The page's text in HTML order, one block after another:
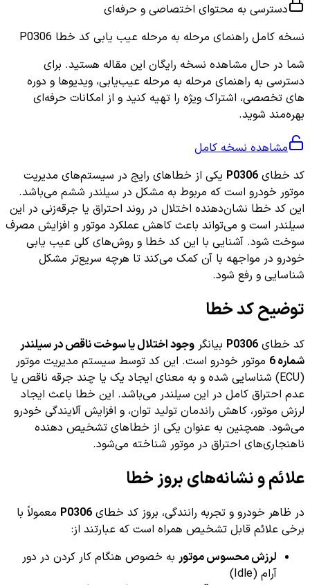
دسترسی به محتوای اختصاصی و حرفه‌ای
نسخه کامل راهنمای مرحله به مرحله عیب یابی کد خطا P0306
شما در حال مشاهده نسخه رایگان این مقاله هستید. برای
دسترسی به راهنمای مرحله به مرحله عیب‌یابی، ویدیوها و دوره
های تخصصی، اشتراک ویژه را تهیه کنید و از امکانات حرفه‌ای
بهره‌مند شوید.
مشاهده نسخه کامل
کد خطای P0306 یکی از خطاهای رایج در سیستم‌های مدیریت
موتور خودرو است که مربوط به مشکل در سیلندر ششم می‌باشد.
این کد خطا نشان‌دهنده اختلال در روند احتراق یا جرقه‌زنی در این
سیلندر است و می‌تواند باعث کاهش عملکرد موتور و افزایش مصرف
سوخت شود. آشنایی با این کد خطا و روش‌های کلی عیب یابی
خودرو در مواجهه با آن کمک می‌کند تا هرچه سریع‌تر مشکل
شناسایی و رفع شود.
توضیح کد خطا
کد خطای P0306 بیانگر وجود اختلال یا سوخت ناقص در سیلندر
شماره 6
موتور خودرو است. این کد توسط سیستم مدیریت موتور
(ECU) شناسایی شده و به معنای ایجاد یک یا چند جرقه ناقص یا
عدم احتراق کامل در این سیلندر می‌باشد. این خطا باعث ایجاد
لرزش موتور، کاهش راندمان تولید توان، و افزایش آلایندگی خودرو
می‌شود. همچنین به عنوان یکی از خطاهای تشخیص دهنده
ناهنجاری‌های احتراق در موتور شناخته می‌شود.
علائم و نشانه‌های بروز خطا
در ظاهر خودرو و تجربه رانندگی، بروز کد خطای P0306 معمولاً با
برخی علائم قابل تشخیص همراه است که عبارتند از:
لرزش محسوس موتور به خصوص هنگام کار کردن در دور
آرام (Idle)